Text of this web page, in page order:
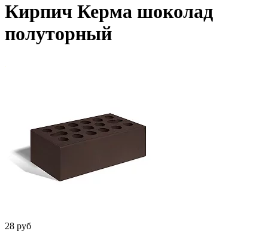
Кирпич Керма шоколад
полуторный
28 руб